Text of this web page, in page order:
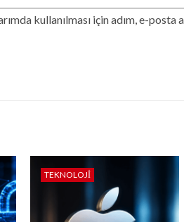
kullanılması için adım, e-
TEKNOLOJI